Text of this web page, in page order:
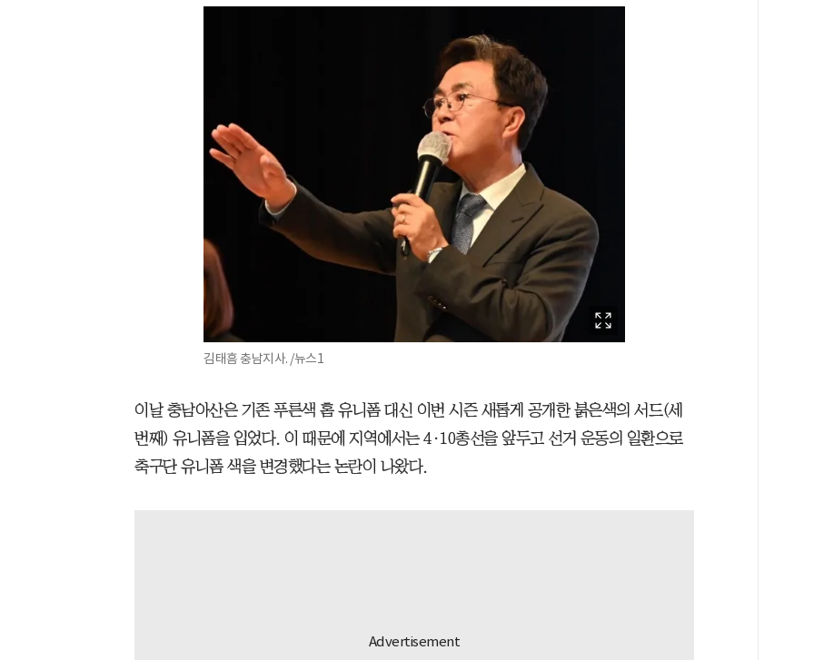
김태흠 충남지사. /뉴스1
이날 충남아산은 기존 푸른색 홈 유니폼 대신 이번 시즌 새롭게 공개한 붉은색의 서드(세
번째) 유니폼을 입었다. 이 때문에 지역에서는 4·10총선을 앞두고 선거 운동의 일환으로
축구단 유니폼 색을 변경했다는 논란이 나왔다.